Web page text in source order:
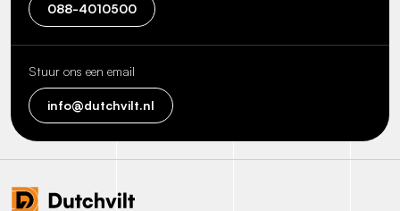
088-4010500
Stuur ons een email
info@dutchvilt.nl